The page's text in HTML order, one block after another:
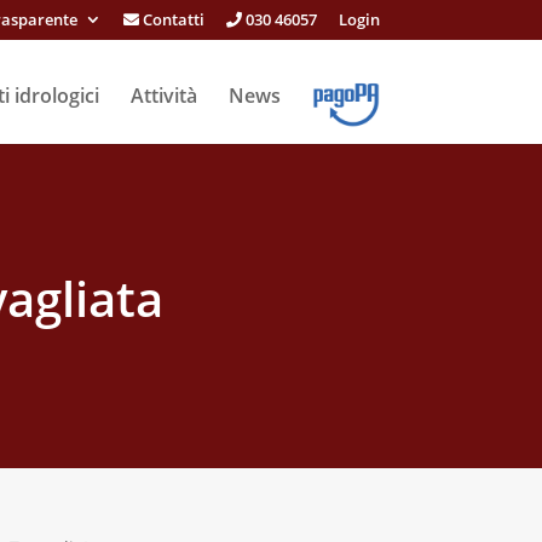
Contatti 030 46057 Login
idrologici Attività News